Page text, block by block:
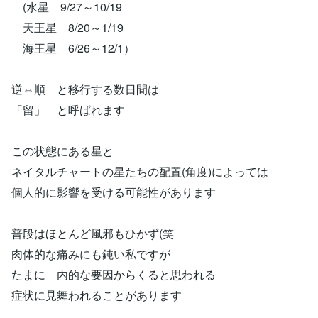
(水星 9/27～10/19
天王星 8/20～1/19
海王星 6/26～12/1）
逆⇔順 と移行する数日間は
「留」 と呼ばれます
この状態にある星と
ネイタルチャートの星たちの配置(角度)によっては
個人的に影響を受ける可能性があります
普段はほとんど風邪もひかず(笑
肉体的な痛みにも鈍い私ですが
たまに 内的な要因からくると思われる
症状に見舞われることがあります